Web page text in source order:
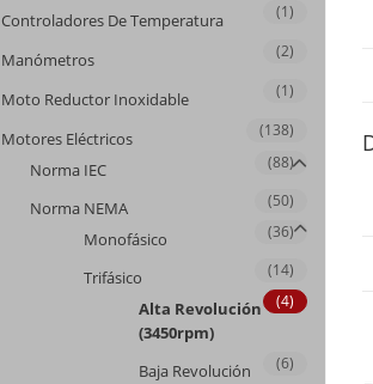
Controladores De Temperatura (1)
Manómetros (2)
Moto Reductor Inoxidable (1)
Motores Eléctricos (138)
Norma IEC (88)
Norma NEMA (50)
Monofásico (36)
Trifásico (14)
Alta Revolución
(3450rpm)
(4)
Baja Revolución
(6)